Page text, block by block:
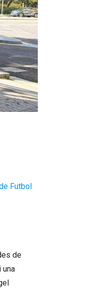
Futbol
de
una